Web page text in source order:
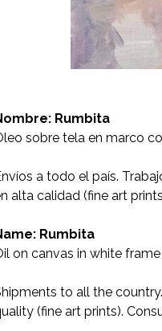
Rumbita
sobre tela en marco
a todo el país.
alta calidad (fine art
Rumbita
on canvas in white
to all the
(fine art prints).